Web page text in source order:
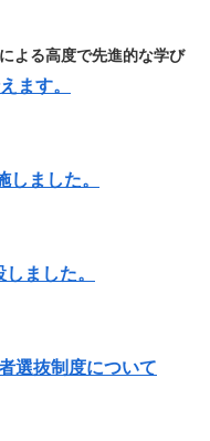
よる高度で先進的な学び
ます。
ました。
ました。
選抜制度について